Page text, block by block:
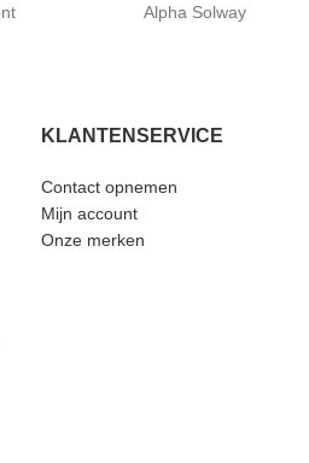
Alpha Solway
KLANTENSERVICE
Contact opnemen
Mijn account
Onze merken